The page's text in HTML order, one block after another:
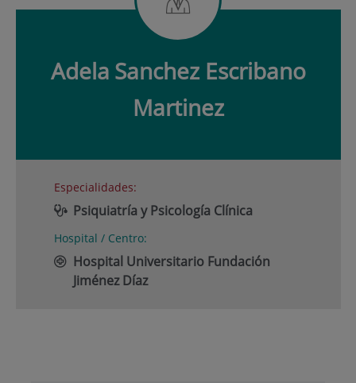
Adela Sanchez Escribano
Martinez
Especialidades:
Psiquiatría y Psicología Clínica
Hospital / Centro:
Hospital Universitario Fundación
Jiménez Díaz